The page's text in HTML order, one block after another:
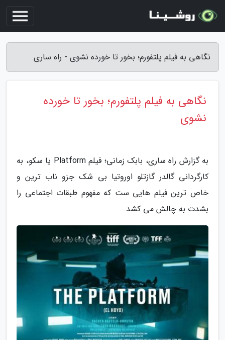
نگاهی به فیلم پلتفورم؛ بخور تا خورده نشوی - راه ساری
نگاهی به فیلم پلتفورم؛ بخور تا خورده
نشوی
به گزارش راه ساری، بابک زمانی؛ فیلم Platform یا سکو، به
کارگردانی گالدر گازتلو اوروتیا بی شک جزو ناب ترین و
خاص ترین فیلم هایی ست که مفهوم طبقات اجتماعی را
بشدت به چالش می کشد.